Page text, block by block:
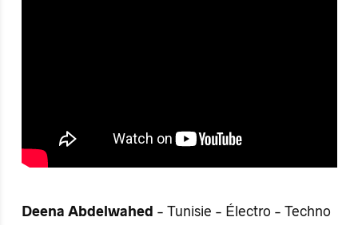
Deena Abdelwahed - Tunisie - Électro - Techno